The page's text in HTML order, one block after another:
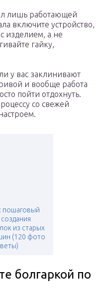
лишь работающей
включите устройство,
изделием, а не
гайку,
у вас заклинивают
и вообще работа
пойти отдохнуть.
со свежей
пошаговый
из старых
(120 фото
болгаркой по